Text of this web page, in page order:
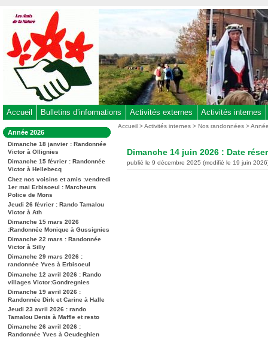
au
contenu
-
Aller
au
menu
-
à
la
recherche
Accueil Bulletins d’informations Activités externes Activités internes
Dans
la
rubrique
:
Année 2026
Dimanche 18 janvier : Randonnée
Victor à Ollignies
Dimanche 15 février : Randonnée
Victor à Hellebecq
Chez nos voisins et amis :vendredi
1er mai Erbisoeul : Marcheurs
Police de Mons
Jeudi 26 février : Rando Tamalou
Victor à Ath
Dimanche 15 mars 2026
:Randonnée Monique à Gussignies
Dimanche 22 mars : Randonnée
Victor à Silly
Dimanche 29 mars 2026 :
randonnée Yves à Erbisoeul
Dimanche 12 avril 2026 : Rando
villages Victor:Gondregnies
Dimanche 19 avril 2026 :
Randonnée Dirk et Carine à Halle
Jeudi 23 avril 2026 : rando
Tamalou Denis à Maffle et resto
Dimanche 26 avril 2026 :
Randonnée Yves à Oeudeghien
Vous
Accueil >Activités internes >Nos randonnées>
Dimanche 14 juin 2026 : Date
publié le 9 décembre 2025 (modifié le 19 juin